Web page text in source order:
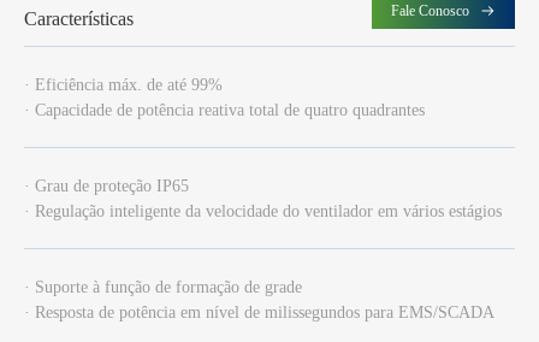
Fale Conosco
Características
· Eficiência máx. de até 99%
· Capacidade de potência reativa total de quatro quadrantes
· Grau de proteção IP65
· Regulação inteligente da velocidade do ventilador em vários estágios
· Suporte à função de formação de grade
· Resposta de potência em nível de milissegundos para EMS/SCADA